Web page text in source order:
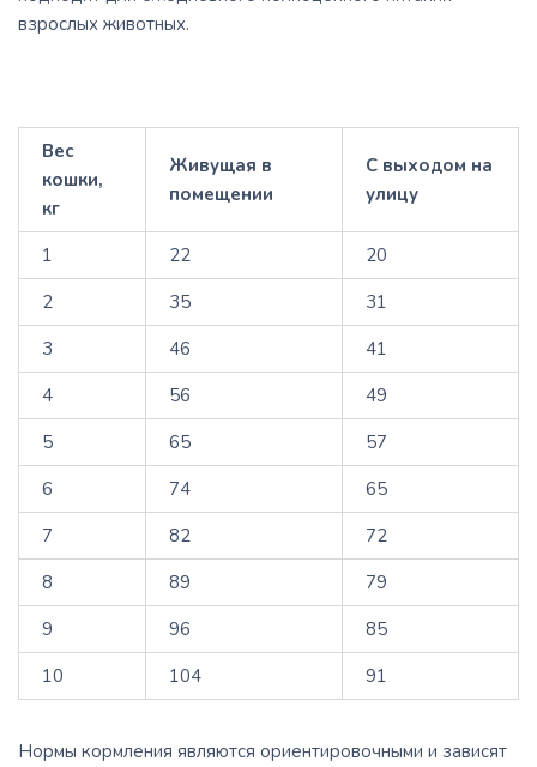
взрослых животных.
Вес
кошки,
кг
Живущая в
помещении
С выходом на
улицу
1 22
20
2
35
31
3
46
41
4
56
49
5
65
57
6
74
65
7
82
72
8
89
79
9
96
85
10
104 91
Нормы кормления являются ориентировочными и зависят